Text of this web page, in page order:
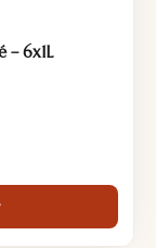
– 6x1L